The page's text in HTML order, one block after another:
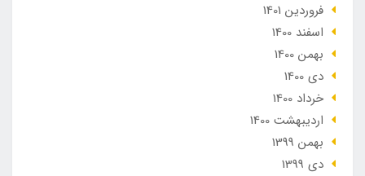
فروردین 1401
اسفند 1400
بهمن 1400
دی 1400
خرداد 1400
ارديبهشت 1400
بهمن 1399
دی 1399